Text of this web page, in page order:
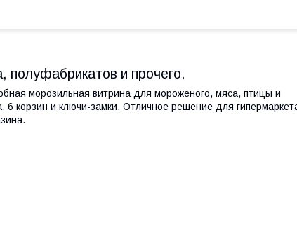
полуфабрикатов и прочего.
морозильная витрина для мороженого, мяса, птицы и
6 корзин и ключи-замки. Отличное решение для